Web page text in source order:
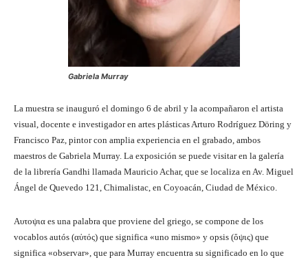
Gabriela Murray
La muestra se inauguró el domingo 6 de abril y la acompañaron el artista
visual, docente e investigador en artes plásticas Arturo Rodríguez Döring y
Francisco Paz, pintor con amplia experiencia en el grabado, ambos
maestros de Gabriela Murray. La exposición se puede visitar en la galería
de la librería Gandhi llamada Mauricio Achar, que se localiza en Av. Miguel
Ángel de Quevedo 121, Chimalistac, en Coyoacán, Ciudad de México.
Aυτοψια es una palabra que proviene del griego, se compone de los
vocablos autós (αὐτός) que significa «uno mismo» y opsis (ὄψις) que
significa «observar», que para Murray encuentra su significado en lo que